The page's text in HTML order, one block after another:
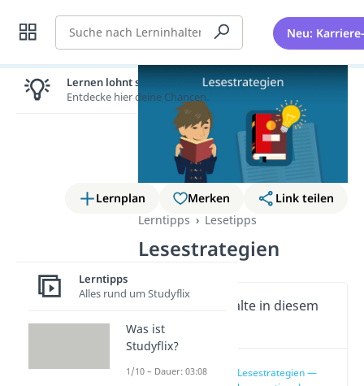
Suche Neu:
Lernplan Merken
Link teilen
Lerntipps
Lesetipps
Lesestrategien
Wichtige Inhalte in diesem
Video
Lesestrategien —
Lernen lohnt sich!
Entdecke hier deine Chancen.
Lerntipps
Alles rund um Studyflix
Was ist
Studyflix?
1/10 – Dauer: 03:08